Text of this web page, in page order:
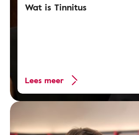
Wat is Tinnitus
Lees meer